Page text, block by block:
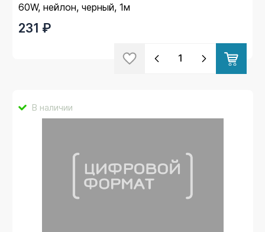
60W, нейлон, черный, 1м
231 ₽
В наличии